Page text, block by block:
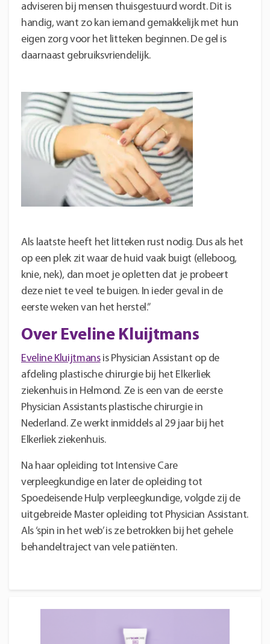
adviseren bij mensen thuisgestuurd wordt. Dit is
handig, want zo kan iemand gemakkelijk met hun
eigen zorg voor het litteken beginnen. De gel is
daarnaast gebruiksvriendelijk.
Als laatste heeft het litteken rust nodig. Dus als het
op een plek zit waar de huid vaak buigt (elleboog,
knie, nek), dan moet je opletten dat je probeert
deze niet te veel te buigen. In ieder geval in de
eerste weken van het herstel.”
Over Eveline Kluijtmans
Eveline Kluijtmansis Physician Assistant op de
afdeling plastische chirurgie bij het Elkerliek
ziekenhuis in Helmond. Ze is een van de eerste
Physician Assistants plastische chirurgie in
Nederland. Ze werkt inmiddels al 29 jaar bij het
Elkerliek ziekenhuis.
Na haar opleiding tot Intensive Care
verpleegkundige en later de opleiding tot
Spoedeisende Hulp verpleegkundige, volgde zij de
uitgebreide Master opleiding tot Physician Assistant.
Als ‘spin in het web’ is ze betrokken bij het gehele
behandeltraject van vele patiënten.